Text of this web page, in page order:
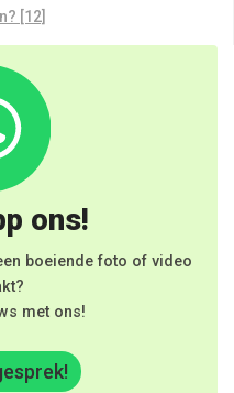
[12]
ons!
boeiende foto of video
met ons!